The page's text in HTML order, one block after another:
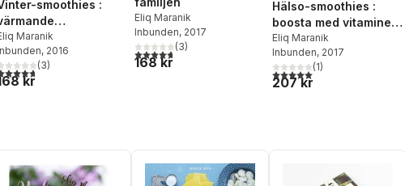
smoothies :
Maranik
, 2016
utav 5 stjärnor. Totalt antal röster:
(3)
kr
Eliq Maranik
Inbunden, 2017
4,7utav 5 stjärnor. Totalt antal röster:
(3)
168 kr
Hälso-smoothies :
boosta med vitaminer,
mineraler och
antioxidanter
Eliq Maranik
Inbunden, 2017
5,0utav 5 stjärnor. Totalt
(1)
207 kr